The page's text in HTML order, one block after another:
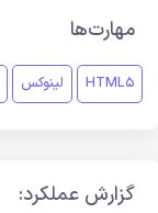
مهارت‌ها
HTML5 لینوکس
گزارش عملکرد: